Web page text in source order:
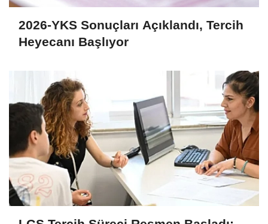
2026-YKS Sonuçları Açıklandı, Tercih
Heyecanı Başlıyor